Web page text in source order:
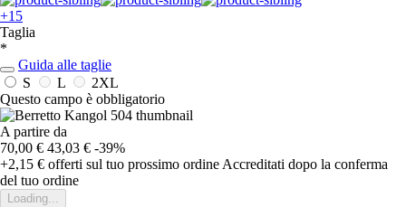
+15
Taglia
*
Guida alle taglie
S
L
2XL
Questo campo è obbligatorio
A partire da
70,00 € 43,03 € -39%
+2,15 € offerti sul tuo prossimo ordine Accreditati dopo la conferma
del tuo ordine
Loading...